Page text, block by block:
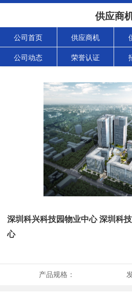
供应商
公司首页 供应商机
公司动态 荣誉认证
深圳科兴科技园物业中心 深圳科
心
产品规格：